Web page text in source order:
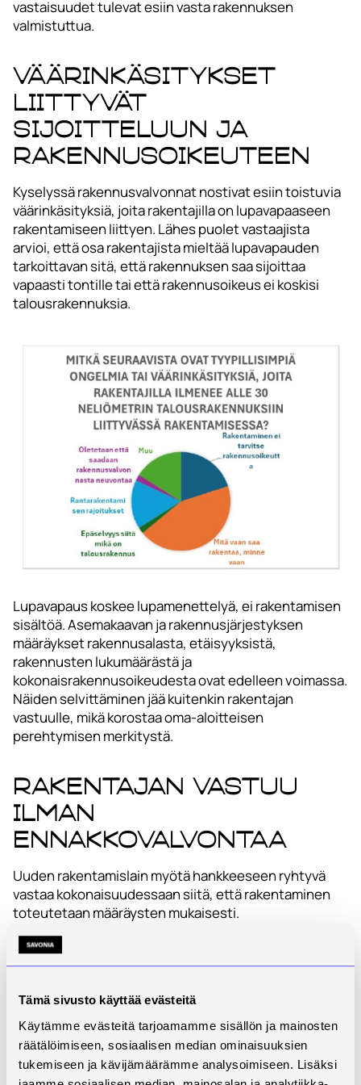
Tämä sivusto käyttää evästeitä
Käytämme evästeitä tarjoamamme sisällön ja mainosten
räätälöimiseen, sosiaalisen median ominaisuuksien
tukemiseen ja kävijämäärämme analysoimiseen. Lisäksi
vastaisuudet tulevat esiin vasta rakennuksen
valmistuttua.
Väärinkäsitykset
liittyvät
sijoitteluun ja
rakennusoikeuteen
Kyselyssä rakennusvalvonnat nostivat esiin toistuvia
väärinkäsityksiä, joita rakentajilla on lupavapaaseen
rakentamiseen liittyen. Lähes puolet vastaajista
arvioi, että osa rakentajista mieltää lupavapauden
tarkoittavan sitä, että rakennuksen saa sijoittaa
vapaasti tontille tai että rakennusoikeus ei koskisi
talousrakennuksia.
Lupavapaus koskee lupamenettelyä, ei rakentamisen
sisältöä. Asemakaavan ja rakennusjärjestyksen
määräykset rakennusalasta, etäisyyksistä,
rakennusten lukumäärästä ja
kokonaisrakennusoikeudesta ovat edelleen voimassa.
Näiden selvittäminen jää kuitenkin rakentajan
vastuulle, mikä korostaa oma-aloitteisen
perehtymisen merkitystä.
Rakentajan vastuu
ilman
ennakkovalvontaa
Uuden rakentamislain myötä hankkeeseen ryhtyvä
vastaa kokonaisuudessaan siitä, että rakentaminen
toteutetaan määräysten mukaisesti.
Rakennusvalvonnan mahdollisuudet ohjata ja
ennakoida lupavapaita hankkeita ovat rajalliset, ja
painopiste on siirtynyt neuvontaan ja jälkikäteiseen
että viranomaisten näkökulmasta.
Käytännön työkalu